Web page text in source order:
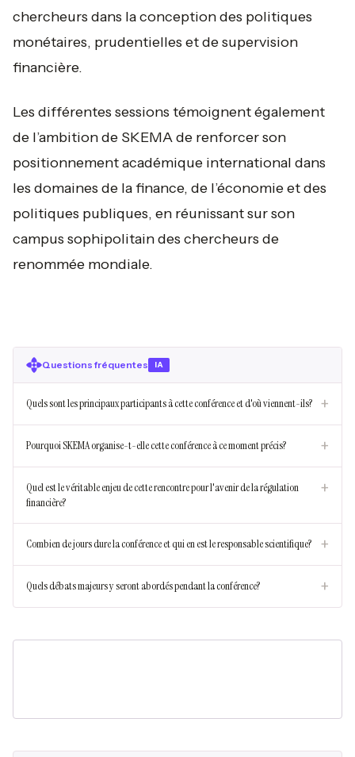
chercheurs dans la conception des politiques
monétaires, prudentielles et de supervision
financière.
Les différentes sessions témoignent également
de l’ambition de SKEMA de renforcer son
positionnement académique international dans
les domaines de la finance, de l’économie et des
politiques publiques, en réunissant sur son
campus sophipolitain des chercheurs de
renommée mondiale.
Questions fréquentes IA
Quels sont les principaux participants à cette conférence et d'où viennent-ils? +
Pourquoi SKEMA organise-t-elle cette conférence à ce moment précis? +
Quel est le véritable enjeu de cette rencontre pour l'avenir de la régulation
financière?
+
Combien de jours dure la conférence et qui en est le responsable scientifique? +
Quels débats majeurs y seront abordés pendant la conférence? +